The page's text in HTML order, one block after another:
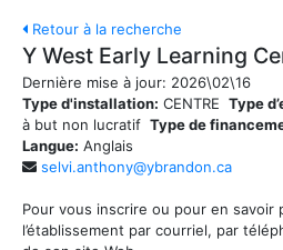
Retour à la recherche
Y West Early Learning
Dernière mise à jour: 2026\02\16
Type d'installation: CENTRE Type
à but non lucratif Type de
Langue: Anglais
selvi.anthony@ybrandon.ca
Pour vous inscrire ou pour en savoir
l’établissement par courriel, par